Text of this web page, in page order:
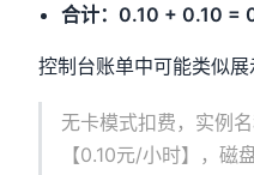
合计：0.10 + 0.10 =
控制台账单中可能类似展
无卡模式扣费，实例
【0.10元/小时】，磁